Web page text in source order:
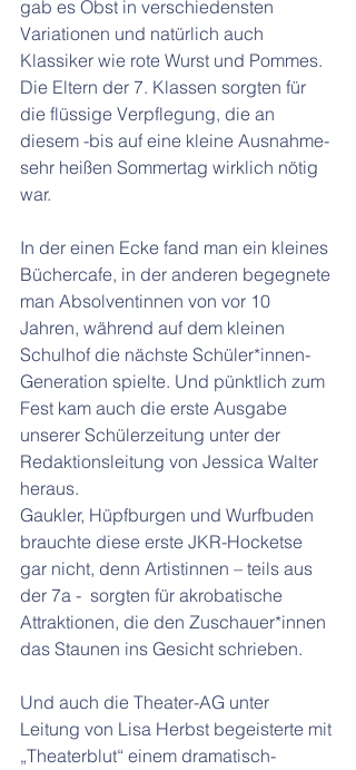
gab es Obst in verschiedensten
Variationen und natürlich auch
Klassiker wie rote Wurst und Pommes.
Die Eltern der 7. Klassen sorgten für
die flüssige Verpflegung, die an
diesem -bis auf eine kleine Ausnahme-
sehr heißen Sommertag wirklich nötig
war.
In der einen Ecke fand man ein kleines
Büchercafe, in der anderen begegnete
man Absolventinnen von vor 10
Jahren, während auf dem kleinen
Schulhof die nächste Schüler*innen-
Generation spielte. Und pünktlich zum
Fest kam auch die erste Ausgabe
unserer Schülerzeitung unter der
Redaktionsleitung von Jessica Walter
heraus.
Gaukler, Hüpfburgen und Wurfbuden
brauchte diese erste JKR-Hocketse
gar nicht, denn Artistinnen – teils aus
der 7a -  sorgten für akrobatische
Attraktionen, die den Zuschauer*innen
das Staunen ins Gesicht schrieben.
Und auch die Theater-AG unter
Leitung von Lisa Herbst begeisterte mit
„Theaterblut“ einem dramatisch-